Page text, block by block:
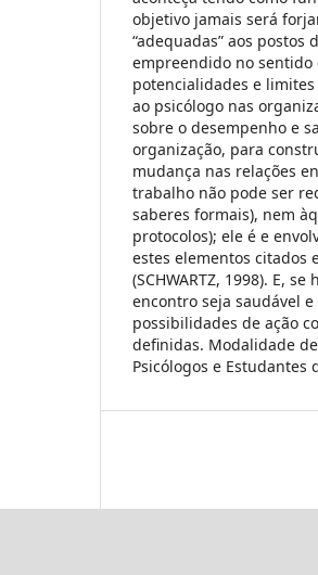
objetivo jamais será
“adequadas” aos
empreendido no sentido
potencialidades e
ao psicólogo nas
sobre o desempenho e
organização, para
mudança nas relações
trabalho não pode ser
saberes formais), nem
protocolos); ele é e
estes elementos citados
(SCHWARTZ, 1998). E,
encontro seja saudável
possibilidades de ação
definidas. Modalidade
Psicólogos e Estudantes